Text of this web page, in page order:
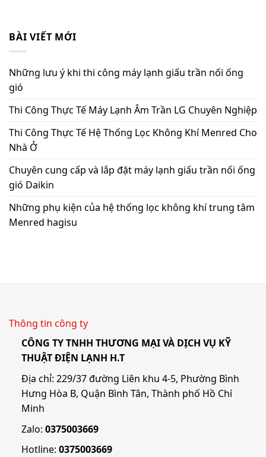
BÀI VIẾT MỚI
Những lưu ý khi thi công máy lạnh giấu trần nối ống
gió
Thi Công Thực Tế Máy Lạnh Âm Trần LG Chuyên Nghiệp
Thi Công Thực Tế Hệ Thống Lọc Không Khí Menred Cho
Nhà Ở
Chuyên cung cấp và lắp đặt máy lạnh giấu trần nối ống
gió Daikin
Những phụ kiện của hệ thống lọc không khí trung tâm
Menred hagisu
Thông tin công ty
CÔNG TY TNHH THƯƠNG MẠI VÀ DỊCH VỤ KỸ
THUẬT ĐIỆN LẠNH H.T
Địa chỉ: 229/37 đường Liên khu 4-5, Phường Bình
Hưng Hòa B, Quận Bình Tân, Thành phố Hồ Chí
Minh
Zalo: 0375003669
Hotline: 0375003669